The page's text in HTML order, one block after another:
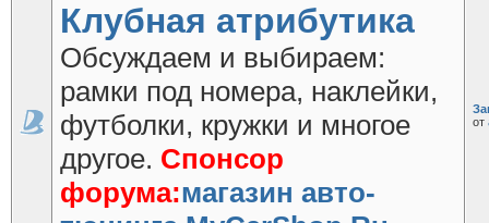
Клубная атрибутика
Обсуждаем и выбираем:
рамки под номера, наклейки,
футболки, кружки и многое
другое. Спонсор
форума:магазин авто-
от